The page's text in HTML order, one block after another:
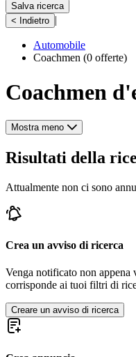
Salva ricerca
< Indietro |
Automobile
Coachmen (0 offerte)
Coachmen
Mostra meno
Risultati della
Attualmente non ci sono
Crea un avviso di ricerca
Venga notificato non appena
corrisponde ai tuoi filtri di
Creare un avviso di ricerca